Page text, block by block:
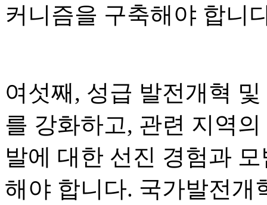
커니즘을 구축해야 합니
여섯째, 성급 발전개혁
를 강화하고, 관련 지역
발에 대한 선진 경험과
해야 합니다. 국가발전개